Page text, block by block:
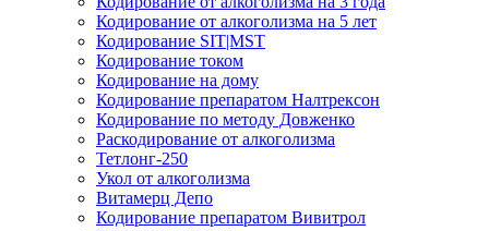
Кодирование от алкоголизма на 5 лет
Кодирование SIT|MST
Кодирование током
Кодирование на дому
Кодирование препаратом Налтрексон
Кодирование по методу Довженко
Раскодирование от алкоголизма
Тетлонг-250
Укол от алкоголизма
Витамерц Депо
Кодирование препаратом Вивитрол